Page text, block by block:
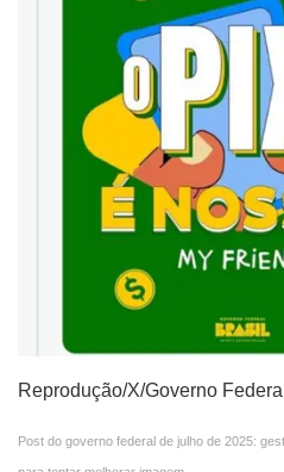
Reprodução/X/Governo Federal
Post do governo federal de julho de 2025: